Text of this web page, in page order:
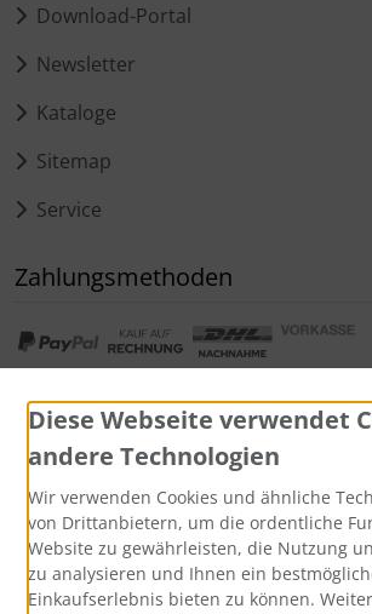
Download-Portal
Newsletter
Kataloge
Sitemap
Service
Zahlungsmethoden
Diese Webseite verwendet
andere Technologien
Wir verwenden Cookies und ähnliche
von Drittanbietern, um die ordentliche
Website zu gewährleisten, die Nutzung
zu analysieren und Ihnen ein
Einkaufserlebnis bieten zu können.